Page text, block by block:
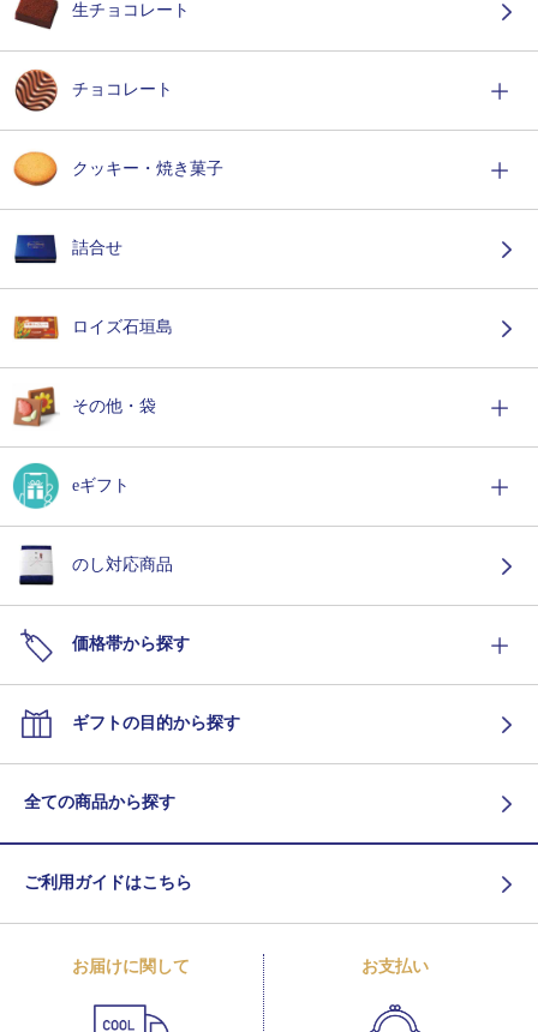
生チョコレート
チョコレート
クッキー・焼き菓子
詰合せ
ロイズ石垣島
その他・袋
eギフト
のし対応商品
価格帯から探す
ギフトの目的から探す
全ての商品から探す
ご利用ガイドはこちら
お届けに関して お支払い